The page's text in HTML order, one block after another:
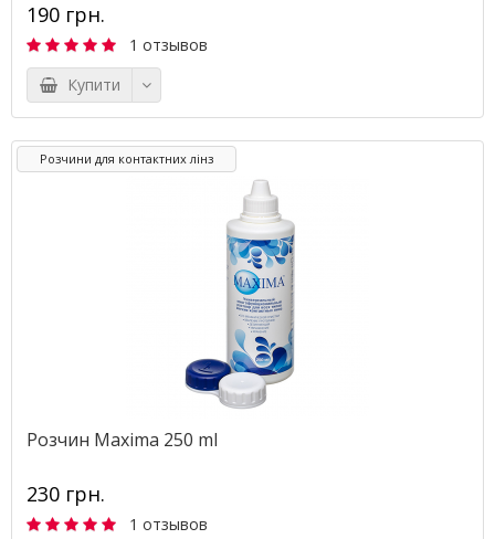
190 грн.
1 отзывов
Купити
Розчини для контактних лінз
Розчин Maxima 250 ml
230 грн.
1 отзывов